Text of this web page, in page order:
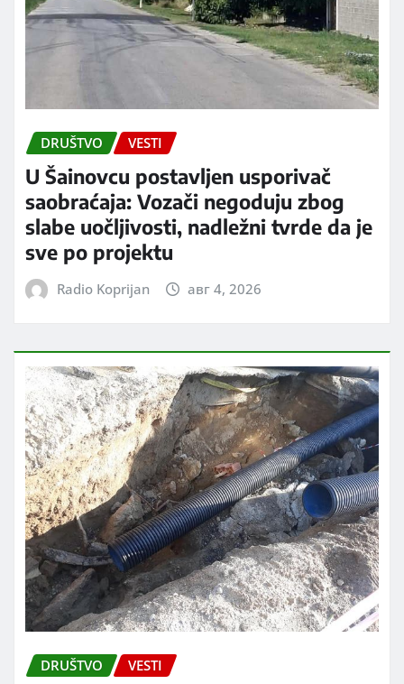
DRUŠTVO VESTI
U Šainovcu postavljen usporivač
saobraćaja: Vozači negoduju zbog
slabe uočljivosti, nadležni tvrde da je
sve po projektu
Radio Koprijan авг 4, 2026
DRUŠTVO VESTI